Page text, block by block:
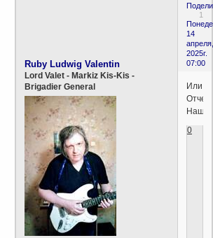
1
14
апреля,
2025г.
07:00
Ruby Ludwig Valentin
Lord Valet - Markiz Kis-Kis -
Brigadier General
Или
Отче
Наш?
0